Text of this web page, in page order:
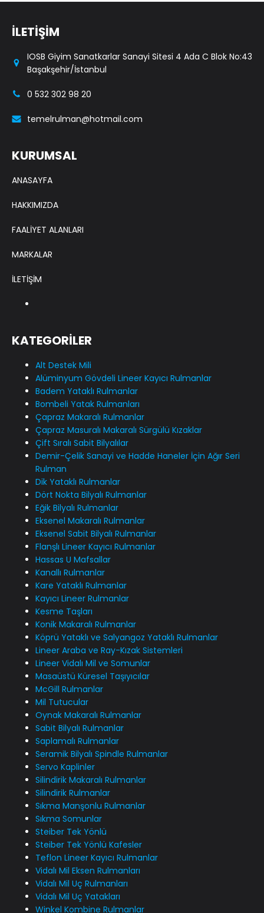
İLETİŞİM
IOSB Giyim Sanatkarlar Sanayi Sitesi 4 Ada C Blok No:43
Başakşehir/İstanbul
0 532 302 98 20
temelrulman@hotmail.com
KURUMSAL
ANASAYFA
HAKKIMIZDA
FAALİYET ALANLARI
MARKALAR
İLETİŞİM
KATEGORİLER
Alt Destek Mili
Alüminyum Gövdeli Lineer Kayıcı Rulmanlar
Badem Yataklı Rulmanlar
Bombeli Yatak Rulmanları
Çapraz Makaralı Rulmanlar
Çapraz Masuralı Makaralı Sürgülü Kızaklar
Çift Sıralı Sabit Bilyalılar
Demir-Çelik Sanayi ve Hadde Haneler İçin Ağır Seri
Rulman
Dik Yataklı Rulmanlar
Dört Nokta Bilyalı Rulmanlar
Eğik Bilyalı Rulmanlar
Eksenel Makaralı Rulmanlar
Eksenel Sabit Bilyalı Rulmanlar
Flanşlı Lineer Kayıcı Rulmanlar
Hassas U Mafsallar
Kanallı Rulmanlar
Kare Yataklı Rulmanlar
Kayıcı Lineer Rulmanlar
Kesme Taşları
Konik Makaralı Rulmanlar
Köprü Yataklı ve Salyangoz Yataklı Rulmanlar
Lineer Araba ve Ray-Kızak Sistemleri
Lineer Vidalı Mil ve Somunlar
Masaüstü Küresel Taşıyıcılar
McGill Rulmanlar
Mil Tutucular
Oynak Makaralı Rulmanlar
Sabit Bilyalı Rulmanlar
Saplamalı Rulmanlar
Seramik Bilyalı Spindle Rulmanlar
Servo Kaplinler
Silindirik Makaralı Rulmanlar
Silindirik Rulmanlar
Sıkma Manşonlu Rulmanlar
Sıkma Somunlar
Steiber Tek Yönlü
Steiber Tek Yönlü Kafesler
Teflon Lineer Kayıcı Rulmanlar
Vidalı Mil Eksen Rulmanları
Vidalı Mil Uç Rulmanları
Vidalı Mil Uç Yatakları
Winkel Kombine Rulmanlar